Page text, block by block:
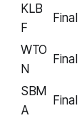
KLB
F
Final
WTO
N
Final
SBM
A
Final